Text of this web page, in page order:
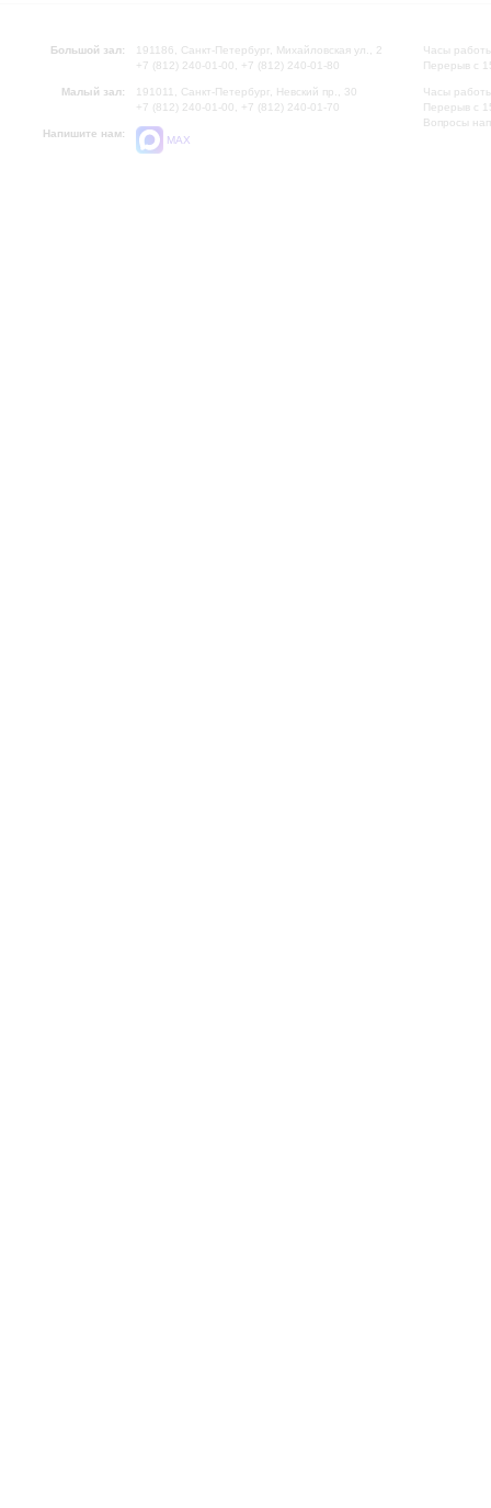
Большой зал:
191186, Санкт-Петербург, Михайловская ул., 2
+7 (812) 240-01-00, +7 (812) 240-01-80
Малый зал:
191011, Санкт-Петербург, Невский пр., 30
+7 (812) 240-01-00, +7 (812) 240-01-70
Напишите нам:
MAX
Часы
Перерыв с
Часы
Перерыв с
Вопросы